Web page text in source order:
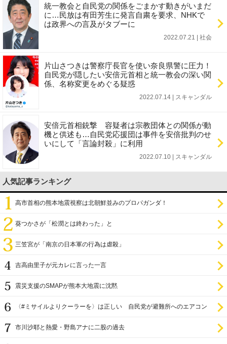
統一教会と自民党の関係をごまかす動きがいまだ
に…民放は有田芳生に発言自粛を要求、NHKで
は政界への言及がタブーに
2022.07.21 | 社会
片山さつきは警察庁長官を使い奈良県警に圧力！
自民党が隠したい安倍元首相と統一教会の深い関
係、名称変更をめぐる疑惑
2022.07.14 | スキャンダル
安倍元首相銃撃 容疑者は宗教団体との関係が動
機と供述も…自民党応援団は事件を安倍批判のせ
いにして「言論封殺」に利用
2022.07.10 | スキャンダル
人気記事ランキング
高市首相の熊本地震視察は北朝鮮並みのプロパガンダ！
葵つかさが「松潤とは終わった」と
三笠宮が「南京の日本軍の行為は虐殺」
吉高由里子が元カレに言った一言
震災支援のSMAPが熊本大地震に沈黙
〈#ミサイルよりクーラーを〉は正しい 自民党が避難所へのエアコン
市川沙耶と熱愛・野島アナに二股の過去